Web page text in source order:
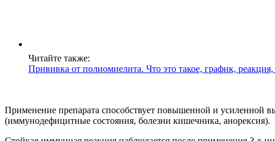
Читайте также:
Прививка от полиомиелита. Что это такое, график,
Применение препарата способствует повышенной и усиленной
(иммунодефицитные состояния, болезни кишечника, анорексия).